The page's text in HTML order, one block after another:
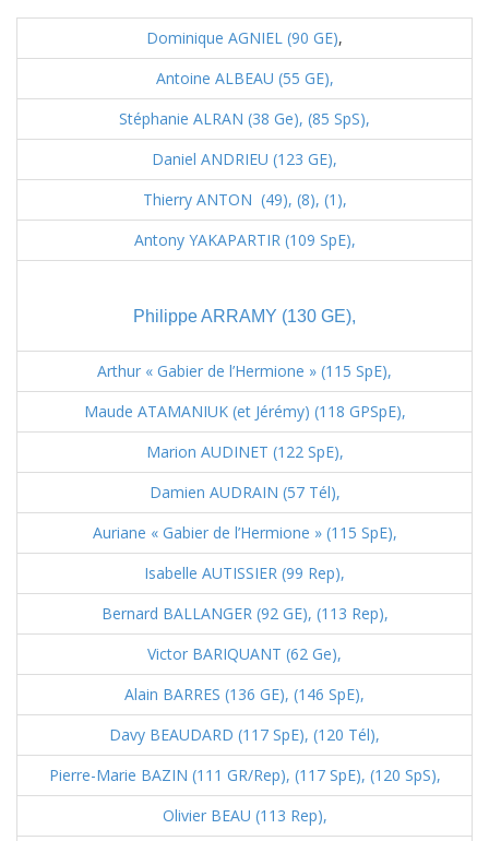
Dominique AGNIEL (90 GE),
Antoine ALBEAU (55 GE),
Stéphanie ALRAN (38 Ge), (85 SpS),
Daniel ANDRIEU (123 GE),
Thierry ANTON (49), (8), (1),
Antony YAKAPARTIR (109 SpE),
Philippe ARRAMY (130 GE),
Arthur « Gabier de l’Hermione » (115 SpE),
Maude ATAMANIUK (et Jérémy) (118 GPSpE),
Marion AUDINET (122 SpE),
Damien AUDRAIN (57 Tél),
Auriane « Gabier de l’Hermione » (115 SpE),
Isabelle AUTISSIER (99 Rep),
Bernard BALLANGER (92 GE), (113 Rep),
Victor BARIQUANT (62 Ge),
Alain BARRES (136 GE), (146 SpE),
Davy BEAUDARD (117 SpE), (120 Tél),
Pierre-Marie BAZIN (111 GR/Rep), (117 SpE), (120 SpS),
Olivier BEAU (113 Rep),